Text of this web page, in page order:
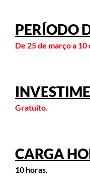
PERÍODO
De 25 de março a
Gratuito.
CARGA
10 horas.